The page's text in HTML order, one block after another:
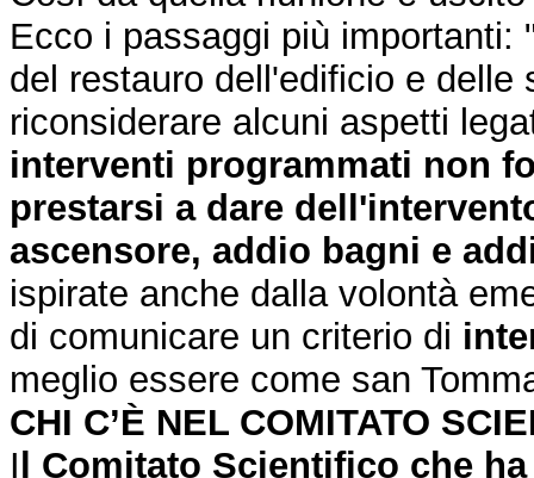
Ecco i passaggi più importanti:
del restauro dell'edificio e
riconsiderare alcuni aspetti
interventi programmati non
prestarsi a dare
ascensore, addio bagni e
ispirate anche dalla volontà
di comunicare un criterio di
meglio essere come san
CHI C’È NEL COMITATO
I l Comitato Scientifico che